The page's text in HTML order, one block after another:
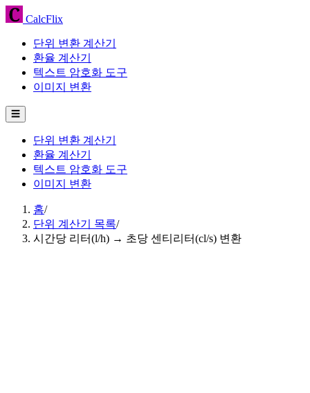
CalcFlix
단위 변환 계산기
환율 계산기
텍스트 암호화 도구
이미지 변환
☰
단위 변환 계산기
환율 계산기
텍스트 암호화 도구
이미지 변환
홈/
단위 계산기 목록/
시간당 리터(l/h) → 초당 센티리터(cl/s) 변환